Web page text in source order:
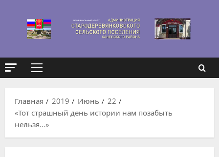
содержимому
Основное
Главная
2019 Июнь
22
«Тот страшный день истории нам позабыть
нельзя…»